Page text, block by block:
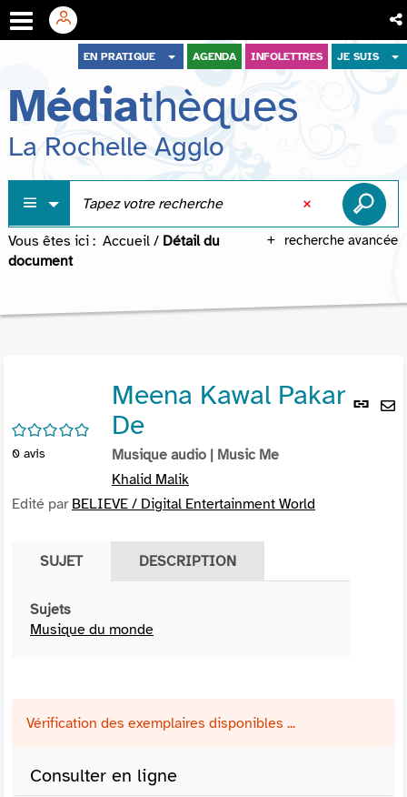
menu
contenu
recherche
EN PRATIQUE AGENDA INFOLETTRES JE SUIS
Médiathèques
La Rochelle Agglo
recherche avancée
Vous êtes ici : Accueil / Détail du
document
Lien
/5
0 avis
Meena Kawal Pakar
De
Musique audio | Music Me
Khalid Malik
Edité par BELIEVE / Digital Entertainment World
SUJET DESCRIPTION
Sujets
Musique du monde
Vérification des exemplaires disponibles ...
Consulter en ligne